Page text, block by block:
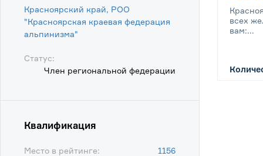
Красноярский край, РОО
"Красноярская краевая федерация
альпинизма"
Статус:
Член региональной федерации
Квалификация
Место в рейтинге: 1156
всех
вам:...